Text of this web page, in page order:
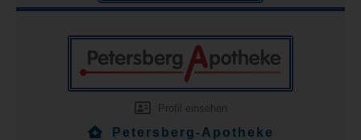
Profil einsehen
Petersberg-Apotheke